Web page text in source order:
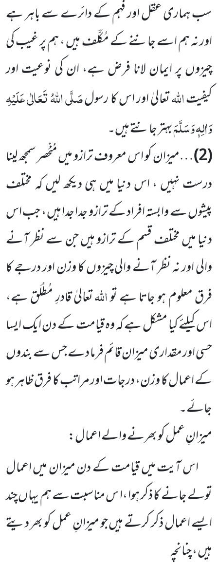
سب ہماری عقل اور فہم کے دائرے سے باہر ہے
اور نہ ہم اسے جاننے کے مُکَلَّف ہیں ، ہم پر غیب کی
چیزوں پر ایمان لانا فرض ہے، ان کی نوعیت اور
کیفیتاللہتعالیٰ اور اس کا رسولصَلَّی اللہُ تَعَالٰی عَلَیْہِ
وَاٰلِہٖ وَسَلَّمَبہتر جانتے ہیں۔
(2) …میزان کو اس معروف ترازو میں مُنْحَصر سمجھ لینا
درست نہیں ، اس دنیا میں ہی دیکھ لیں کہ مختلف
پیشوں سے وابستہ افراد کے ترازو جدا جدا ہیں ، جب اس
دنیا میں مختلف قسم کے ترازو ہیں جن سے نظر آنے
والی اور نہ نظر آنے والی چیزوں کا وزن اور درجے کا
فرق معلوم ہو جاتا ہے تواللہتعالیٰ قادرِ مُطْلَق ہے،
اس کیلئے کیا مشکل ہے کہ وہ قیامت کے دن ایک ایسا
حسی اور مقداری میزان قائم فرما دے جس سے بندوں
کے اعمال کا وزن، درجات اور مراتب کا فرق ظاہر ہو
جائے۔
میزانِ عمل کو بھرنے والے اعمال:
اس آیت میں قیامت کے دن میزان میں اعمال
تولے جانے کا ذکر ہوا ،ا س مناسبت سے ہم یہاں چند
ایسے اعمال ذکر کرتے ہیں جو میزانِ عمل کو بھر دیتے
ہیں ، چنانچہ